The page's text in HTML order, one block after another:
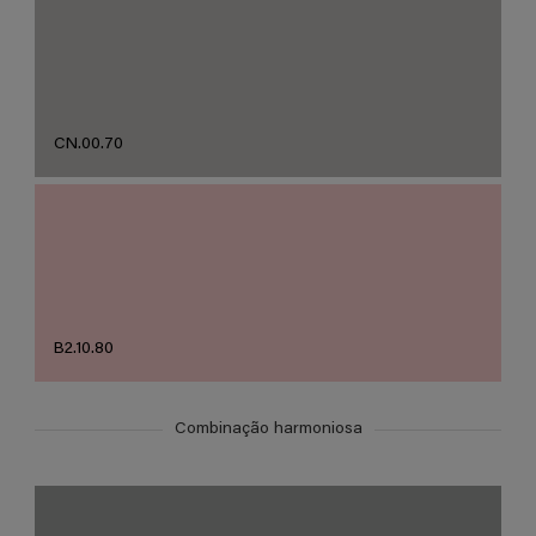
CN.00.70
B2.10.80
Combinação harmoniosa